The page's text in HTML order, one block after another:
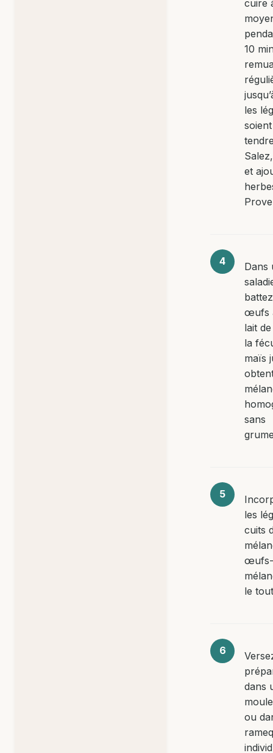
cuire
10
les
soient
et
Dans
œufs
lait
la
maïs
sans
les
cuits
œufs-
le
dans
ou